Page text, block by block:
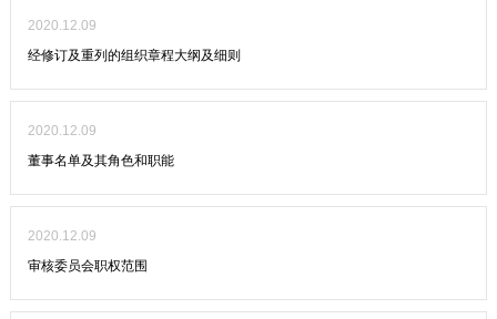
2020.12.09
经修订及重列的组织章程大纲及细则
2020.12.09
董事名单及其角色和职能
2020.12.09
审核委员会职权范围